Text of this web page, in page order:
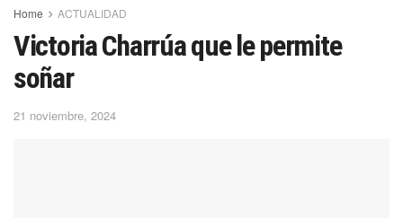
Home ACTUALIDAD
Victoria Charrúa que le permite
soñar
21 noviembre, 2024